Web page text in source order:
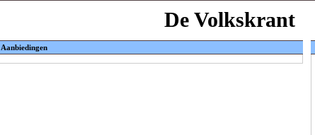
De Volkskrant
Aanbiedingen